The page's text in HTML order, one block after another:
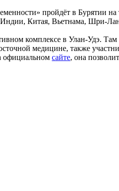
пройдёт в Бурятии на
Индии, Китая, Вьетнама,
комплексе в Улан-Удэ.
медицине, также
официальном сайте, она